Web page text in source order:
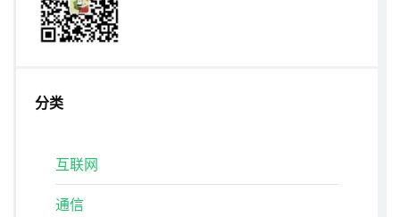
分类
互联网
通信